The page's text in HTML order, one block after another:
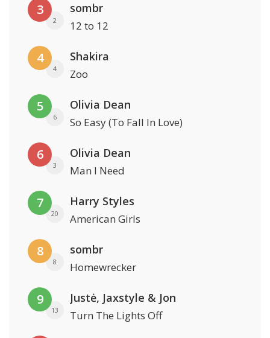
3
2
sombr
12 to 12
4
4
Shakira
Zoo
5
6
Olivia Dean
So Easy (To Fall In Love)
6
3
Olivia Dean
Man I Need
7
20
Harry Styles
American Girls
8
8
sombr
Homewrecker
9
13
Justė, Jaxstyle & Jon
Turn The Lights Off